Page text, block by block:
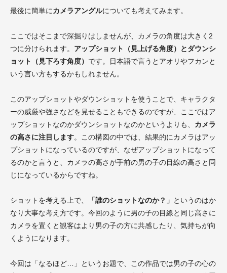
最後に簡単にカメラアングルについても考えてみます。
ここではそこまで深掘りはしませんが、カメラの角度は大きく2
つに分けられます。 アップショット（見上げる角度）とダウンシ
ョット（見下ろす角度） です。日本語で言うとアオリやフカンと
いう言い方もするかもしれません。
このアップショットやダウンショットを使うことで、キャラクタ
ーの威厳や強さなどを見せることもできるのですが、ここではア
ップショットなのかダウンショットなのかというよりも、 カメラ
の高さに注目します。この構図の中では、結果的にカメラはアッ
プショットになっているのですが、なぜアップショットになって
るのかと言うと、カメラの高さが手前の男の子の目線の高さと同
じになっているからですね。
ショットを考える上で、 「誰のショットなのか？」 というのはか
なり大事な考え方です。今回のように男の子の目線と同じ高さに
カメラを置くと観客はより男の子の方に共感したり、気持ちが向
くようになります。
今回は「なるほど…」というお題で、この作品では男の子の心の